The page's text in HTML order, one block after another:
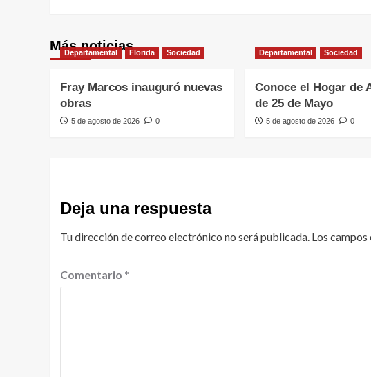
Más noticias
Departamental Florida Sociedad
Fray Marcos inauguró nuevas
obras
5 de agosto de 2026 0
Departamental Sociedad
Conoce el Hogar de
de 25 de Mayo
5 de agosto de 2026 0
Deja una respuesta
Tu dirección de correo electrónico no será publicada. Los
Comentario *